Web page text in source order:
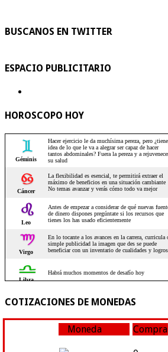
BUSCANOS EN TWITTER
ESPACIO PUBLICITARIO
HOROSCOPO HOY
COTIZACIONES DE MONEDAS
Moneda Compra